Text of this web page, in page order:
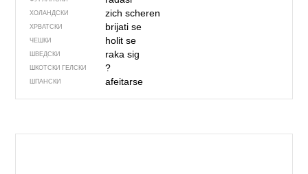
ХОЛАНДСКИ zich scheren
ХРВАТСКИ brijati se
ЧЕШКИ holit se
ШВЕДСКИ raka sig
ШКОТСКИ ГЕЛСКИ ?
ШПАНСКИ afeitarse